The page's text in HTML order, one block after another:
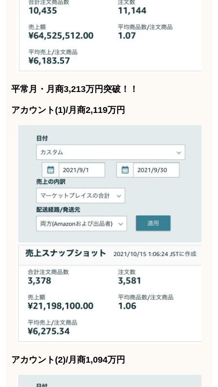
平常月・月商3,213万円突破！！
アカウント(1)/月商2,119万円
アカウント(2)/月商1,094万円